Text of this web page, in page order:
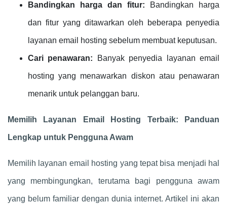
Bandingkan harga dan fitur: Bandingkan harga
dan fitur yang ditawarkan oleh beberapa penyedia
layanan email hosting sebelum membuat keputusan.
Cari penawaran: Banyak penyedia layanan email
hosting yang menawarkan diskon atau penawaran
menarik untuk pelanggan baru.
Memilih Layanan Email Hosting Terbaik: Panduan
Lengkap untuk Pengguna Awam
Memilih layanan email hosting yang tepat bisa menjadi hal
yang membingungkan, terutama bagi pengguna awam
yang belum familiar dengan dunia internet. Artikel ini akan